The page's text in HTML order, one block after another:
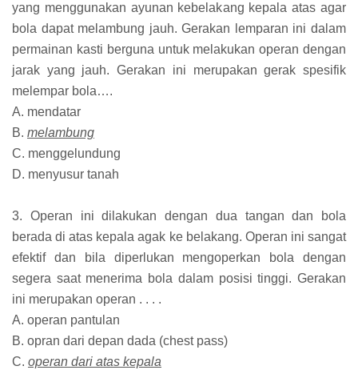
yang menggunakan ayunan kebelakang kepala atas agar
bola dapat melambung jauh. Gerakan lemparan ini dalam
permainan kasti berguna untuk melakukan operan dengan
jarak yang jauh. Gerakan ini merupakan gerak spesifik
melempar bola….
A. mendatar
B. melambung
C. menggelundung
D. menyusur tanah
3. Operan ini dilakukan dengan dua tangan dan bola
berada di atas kepala agak ke belakang. Operan ini sangat
efektif dan bila diperlukan mengoperkan bola dengan
segera saat menerima bola dalam posisi tinggi. Gerakan
ini merupakan operan . . . .
A. operan pantulan
B. opran dari depan dada (chest pass)
C. operan dari atas kepala